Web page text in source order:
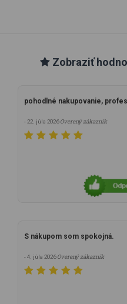
Zobraziť
pohodlné nakupovanie,
- 22. júla 2026Overený zákazník
S nákupom som spokojná.
- 4. júla 2026Overený zákazník